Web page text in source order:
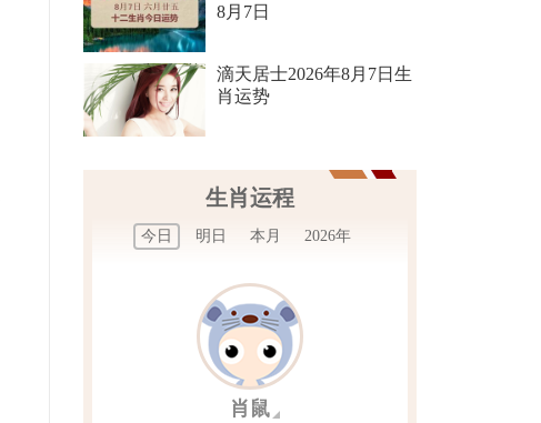
8月7日
滴天居士2026年8月7日生
肖运势
生肖运程
今日 明日 本月 2026年
肖鼠